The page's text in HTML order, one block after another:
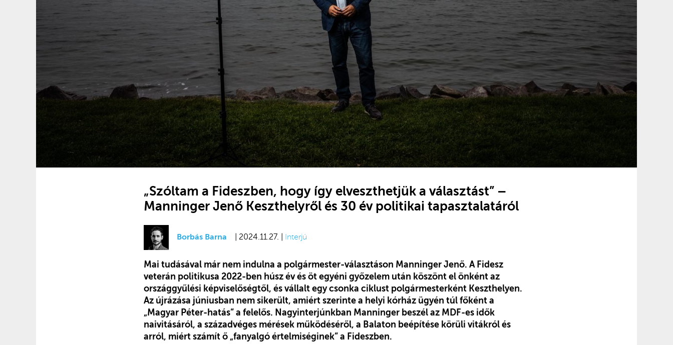
„Szóltam a Fideszben, hogy így elveszthetjük a választást” –
Manninger Jenő Keszthelyről és 30 év politikai tapasztalatáról
Borbás Barna | 2024.11.27. | Interjú
Mai tudásával már nem indulna a polgármester-választáson Manninger Jenő. A Fidesz
veterán politikusa 2022-ben húsz év és öt egyéni győzelem után köszönt el önként az
országgyűlési képviselőségtől, és vállalt egy csonka ciklust polgármesterként Keszthelyen.
Az újrázása júniusban nem sikerült, amiért szerinte a helyi kórház ügyén túl főként a
„Magyar Péter-hatás” a felelős. Nagyinterjúnkban Manninger beszél az MDF-es idők
naivitásáról, a századvéges mérések működéséről, a Balaton beépítése körüli vitákról és
arról, miért számít ő „fanyalgó értelmiséginek” a Fideszben.